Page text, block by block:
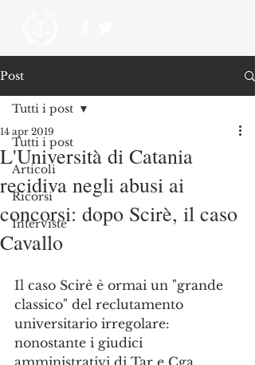
Post
Tutti i post
Articoli
Ricorsi
Interviste
Tutti i post
L'Università di Catania
recidiva negli abusi ai
concorsi: dopo Scirè, il caso
Cavallo
14 apr 2019
Il caso Scirè è ormai un "grande
classico" del reclutamento
universitario irregolare:
nonostante i giudici
amministrativi di Tar e Cga,